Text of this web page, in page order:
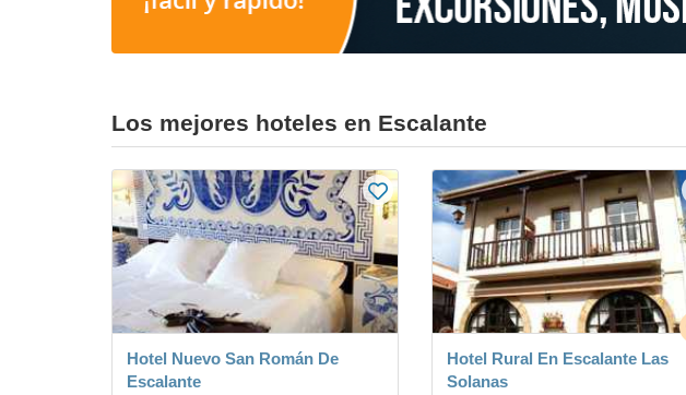
Los mejores hoteles en Escalante
Hotel Nuevo San Román De
Escalante
Hotel Rural En Escalante Las
Solanas